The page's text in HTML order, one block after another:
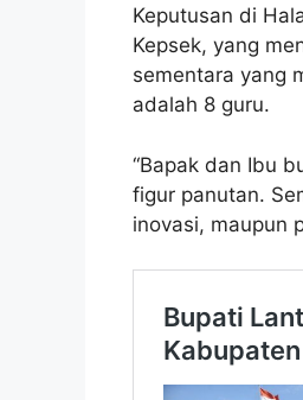
Keputusan di
Kepsek, yang
sementara yang
adalah 8 guru.
“Bapak dan Ibu
figur panutan.
inovasi, maupun